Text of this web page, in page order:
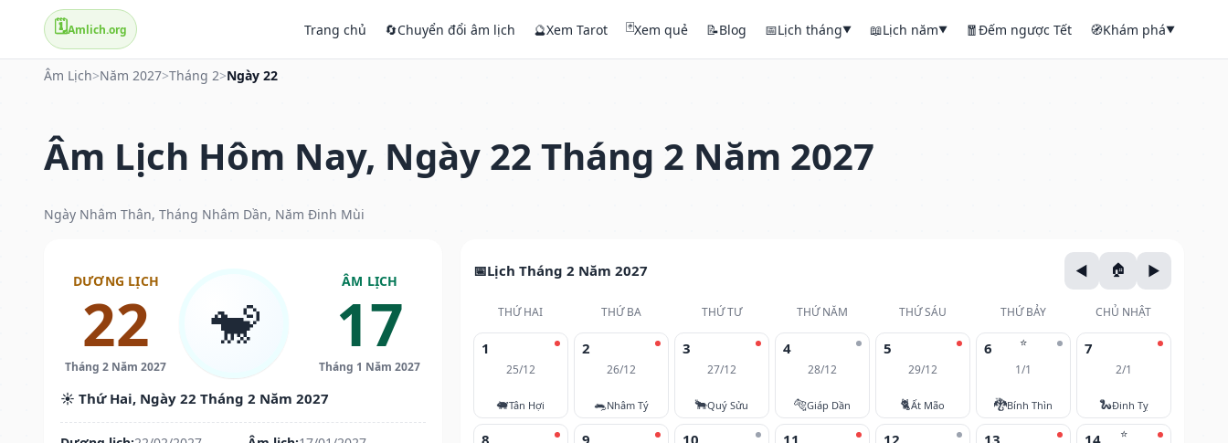
🗓️Amlich.org Trang chủ 🔄Chuyển đổi âm lịch 🔮Xem Tarot 🃏Xem quẻ 📝Blog 📅Lịch tháng▼ 📖Lịch năm▼ 🧧Đếm ngược Tết 🧭Khám phá▼
Âm Lịch>Năm 2027>Tháng 2>Ngày 22
Âm Lịch Hôm Nay, Ngày 22 Tháng 2 Năm 2027
Ngày Nhâm Thân, Tháng Nhâm Dần, Năm Đinh Mùi
DƯƠNG LỊCH
22
Tháng 2 Năm 2027
🐒
ÂM LỊCH
17
Tháng 1 Năm 2027
☀️ Thứ Hai, Ngày 22 Tháng 2 Năm 2027
Lịch Tháng 2 Năm 2027
THỨ HAI THỨ BA THỨ TƯ THỨ NĂM THỨ SÁU THỨ BẢY CHỦ NHẬT
1
25/12
🐖Tân Hợi
2
26/12
🐀Nhâm Tý
3
27/12
🐂Quý Sửu
4
28/12
🐅Giáp Dần
5
29/12
🐈Ất Mão
⭐
6
1/1
🐉Bính Thìn
7
2/1
🐍Đinh Tỵ
8 9 10 11 12 13 ⭐
14